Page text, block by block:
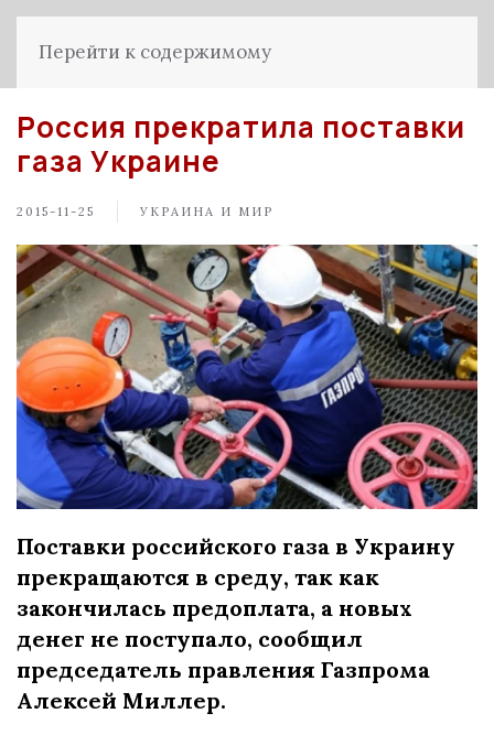
Перейти к содержимому
Россия прекратила поставки
газа Украине
2015-11-25 УКРАИНА И МИР
Поставки российского газа в Украину
прекращаются в среду, так как
закончилась предоплата, а новых
денег не поступало, сообщил
председатель правления Газпрома
Алексей Миллер.